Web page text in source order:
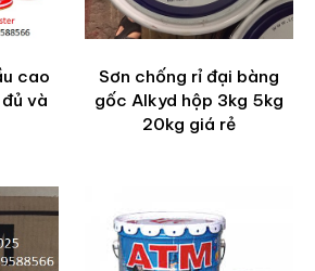
cao
và
Sơn chống rỉ đại bàng
gốc Alkyd hộp 3kg 5kg
20kg giá rẻ